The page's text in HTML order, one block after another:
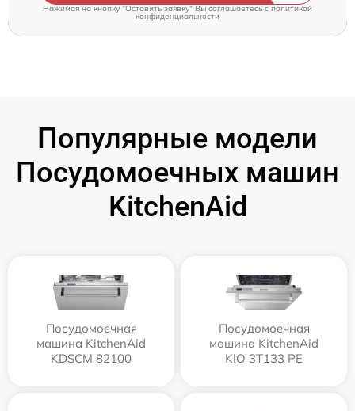
Нажимая на кнопку "Оставить заявку" Вы соглашаетесь c политикой
конфиденциальности
Популярные модели
Посудомоечных машин
KitchenAid
Посудомоечная
машина KitchenAid
KDSCM 82100
Посудомоечная
машина KitchenAid
KIO 3T133 PE